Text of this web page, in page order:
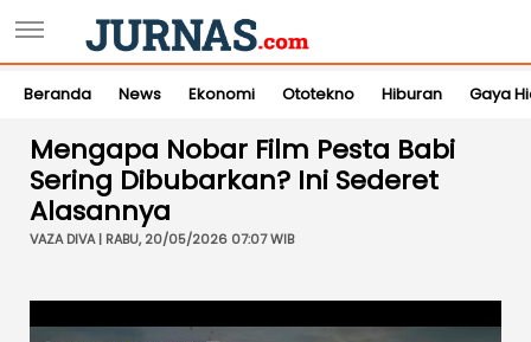
Beranda News Ekonomi Ototekno Hiburan Gaya
Mengapa Nobar Film Pesta Babi
Sering Dibubarkan? Ini Sederet
Alasannya
VAZA DIVA | RABU, 20/05/2026 07:07 WIB